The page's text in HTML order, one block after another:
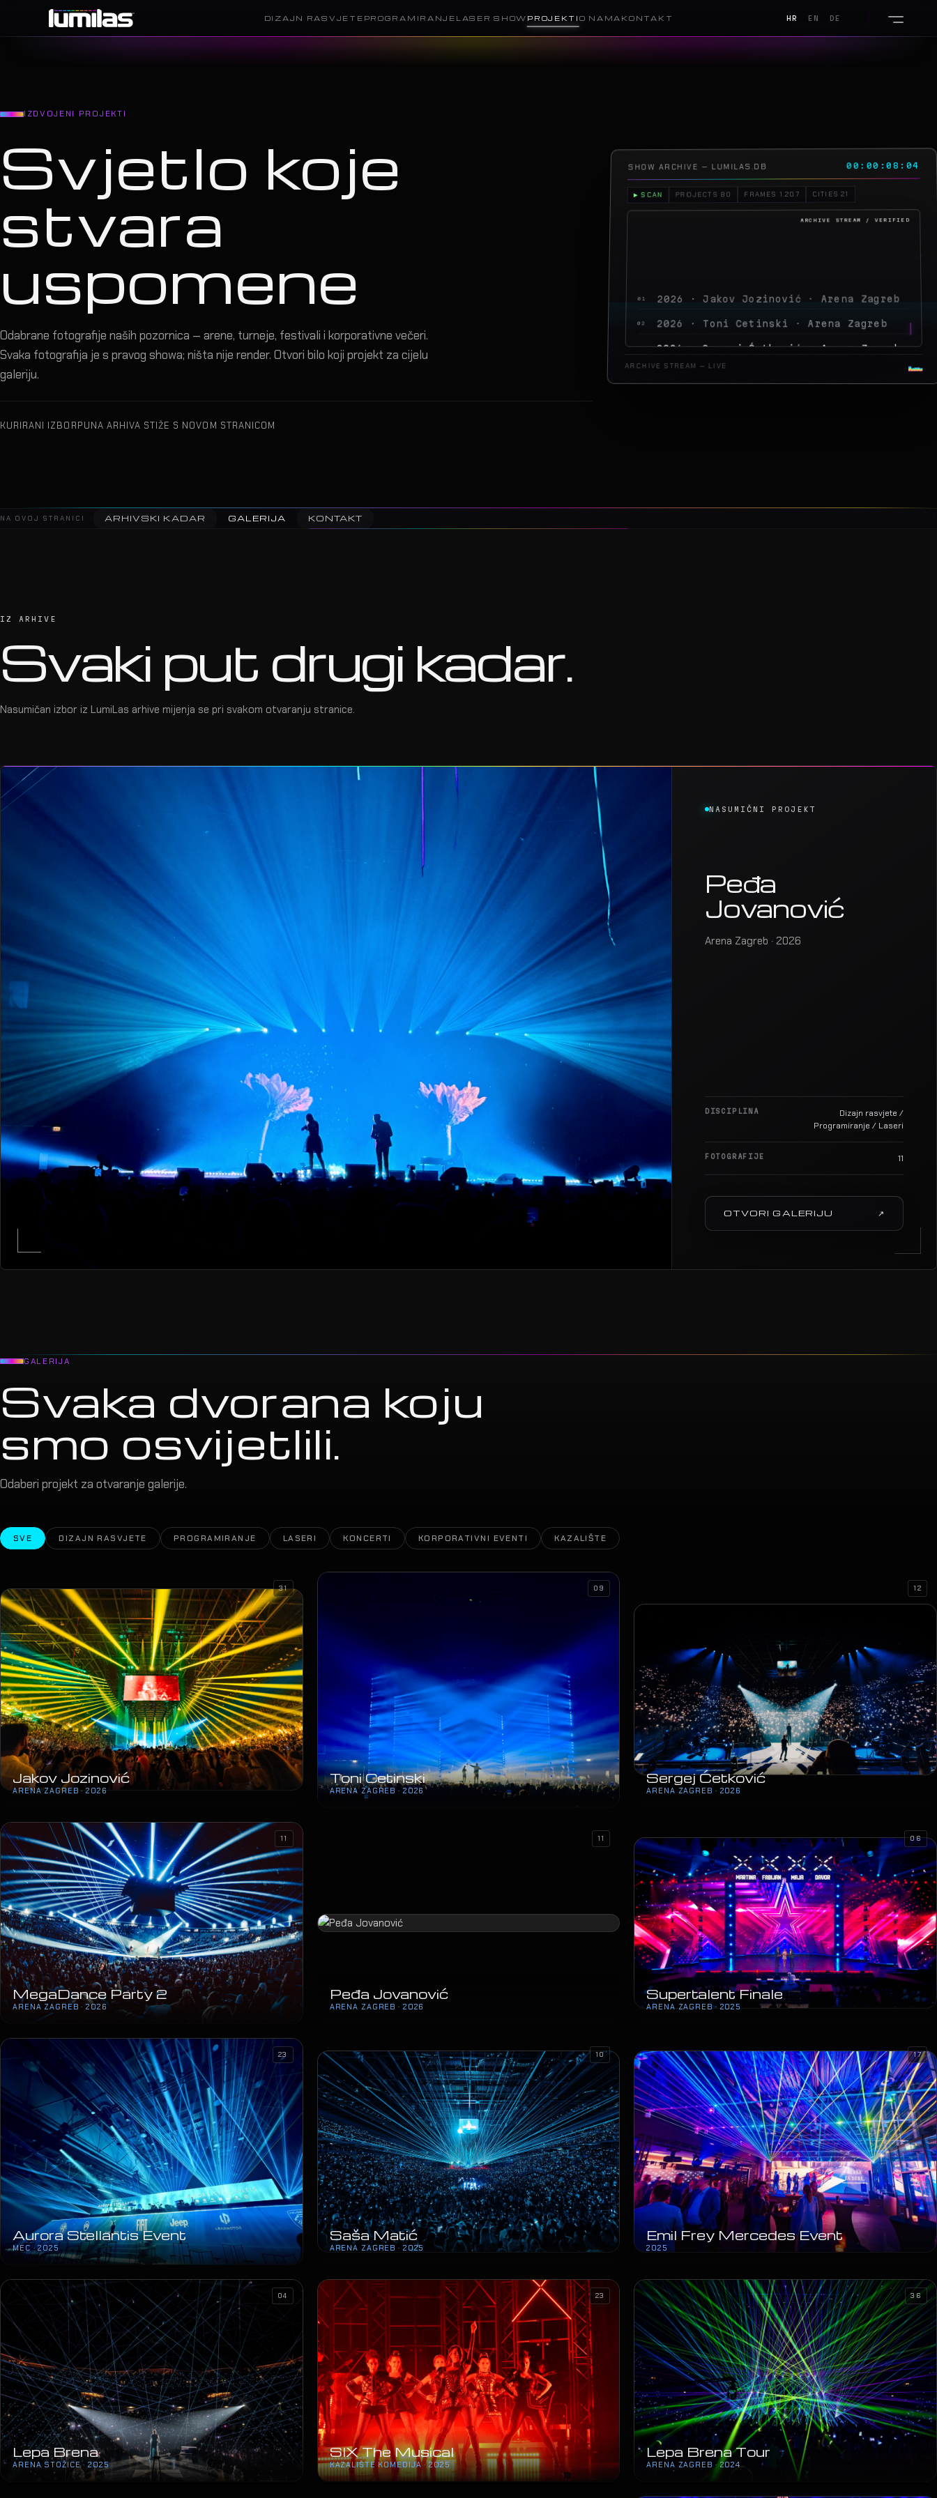
HR EN DE
DIZAJN RASVJETE PROGRAMIRANJE LASER SHOW PROJEKTI O NAMA KONTAKT
IZDVOJENI PROJEKTI
Svjetlo koje
stvara
uspomene
Odabrane fotografije naših pozornica — arene, turneje, festivali i korporativne večeri.
Svaka fotografija je s pravog showa; ništa nije render. Otvori bilo koji projekt za cijelu
galeriju.
KURIRANI IZBORPUNA ARHIVA STIŽE S NOVOM STRANICOM
SHOW ARCHIVE — LUMILAS.DB 00:00:11:16
PROJECTS 80 FRAMES 1.207 CITIES 21
2026 · Sergej Ćetković · Arena Zagreb
2026 · Peđa Jovanović · Arena Zagreb
ARCHIVE STREAM — LIVE
NA OVOJ STRANICI ARHIVSKI KADAR GALERIJA KONTAKT
IZ ARHIVE
Svaki put drugi kadar.
Nasumičan izbor iz LumiLas arhive mijenja se pri svakom otvaranju stranice.
NASUMIČNI PROJEKT
Peđa
Jovanović
Arena Zagreb · 2026
DISCIPLINA
Dizajn rasvjete /
Programiranje / Laseri
FOTOGRAFIJE 11
OTVORI GALERIJU ↗
GALERIJA
Svaka dvorana koju
smo osvijetlili.
Odaberi projekt za otvaranje galerije.
SVE DIZAJN RASVJETE PROGRAMIRANJE LASERI KONCERTI KORPORATIVNI EVENTI KAZALIŠTE
Jakov Jozinović
ARENA ZAGREB · 2026
31
Toni Cetinski
ARENA ZAGREB · 2026
09
Sergej Ćetković
ARENA ZAGREB · 2026
12
MegaDance Party 2
ARENA ZAGREB · 2026
11
Peđa Jovanović
ARENA ZAGREB · 2026
11
Supertalent Finale
ARENA ZAGREB · 2025
06
Aurora Stellantis Event
MEC · 2025
23
Saša Matić
ARENA ZAGREB · 2025
10
Emil Frey Mercedes Event
2025
17
Lepa Brena
ARENA STOŽICE · 2025
04
SIX The Musical
KAZALIŠTE KOMEDIJA · 2025
23
Lepa Brena Tour
ARENA ZAGREB · 2024
36